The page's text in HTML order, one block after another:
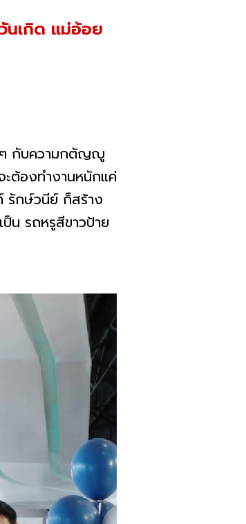
นเกิด แม่อ้อย
กับความกตัญญู
ะต้องทำงานหนักแค่
รักษ์วนีย์ ก็สร้าง
น รถหรูสีขาวป้าย